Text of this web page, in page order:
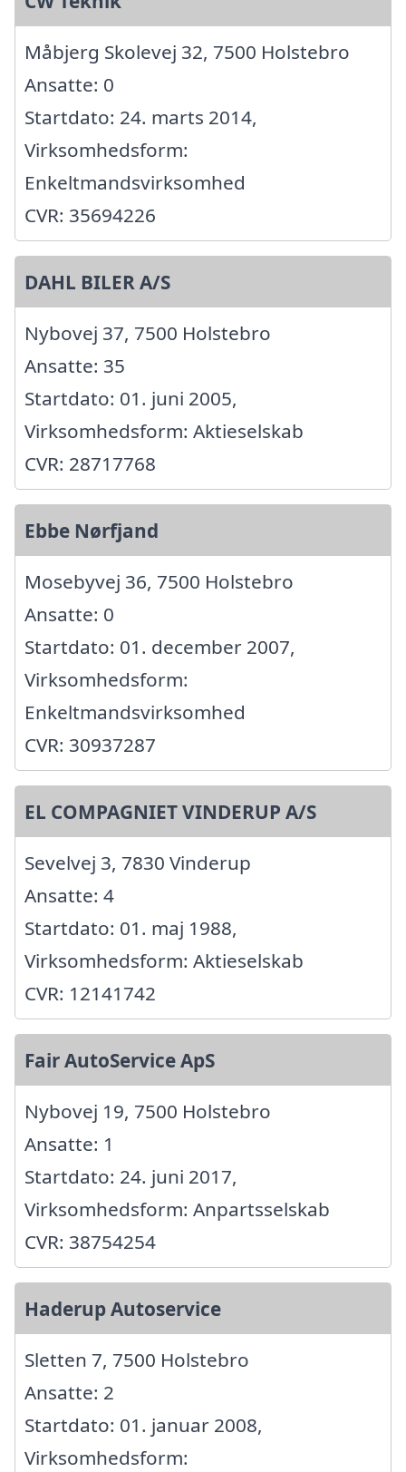
Måbjerg Skolevej 32, 7500 Holstebro
Ansatte: 0
Startdato: 24. marts 2014,
Virksomhedsform:
Enkeltmandsvirksomhed
CVR: 35694226
DAHL BILER A/S
Nybovej 37, 7500 Holstebro
Ansatte: 35
Startdato: 01. juni 2005,
Virksomhedsform: Aktieselskab
CVR: 28717768
Ebbe Nørfjand
Mosebyvej 36, 7500 Holstebro
Ansatte: 0
Startdato: 01. december 2007,
Virksomhedsform:
Enkeltmandsvirksomhed
CVR: 30937287
EL COMPAGNIET VINDERUP A/S
Sevelvej 3, 7830 Vinderup
Ansatte: 4
Startdato: 01. maj 1988,
Virksomhedsform: Aktieselskab
CVR: 12141742
Fair AutoService ApS
Nybovej 19, 7500 Holstebro
Ansatte: 1
Startdato: 24. juni 2017,
Virksomhedsform: Anpartsselskab
CVR: 38754254
Haderup Autoservice
Sletten 7, 7500 Holstebro
Ansatte: 2
Startdato: 01. januar 2008,
Virksomhedsform: